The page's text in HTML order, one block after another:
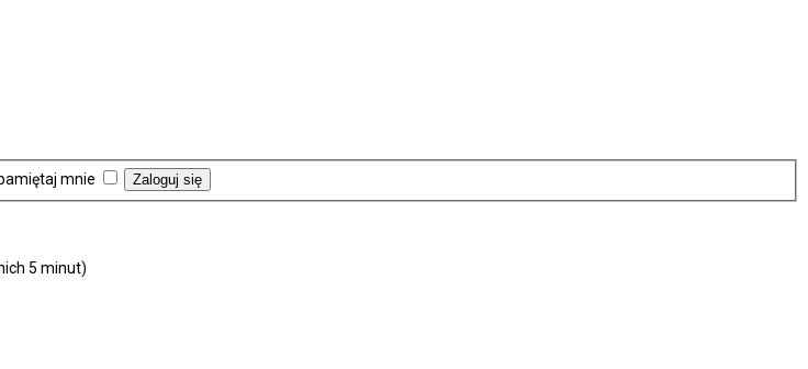
mnie
5 minut)